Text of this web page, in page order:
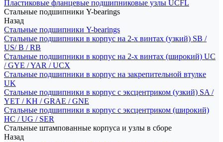
Пластиковые фланцевые подшипниковые узлы UCFL
Стальные подшипники Y-bearings
Назад
Стальные подшипники Y-bearings
Стальные подшипники в корпус на 2-х винтах (узкий) SB /
US/ B / RB
Стальные подшипники в корпус на 2-х винтах (широкий) UC
/ GYE / YAR / UCX
Стальные подшипники в корпус на закрепительной втулке
UK
Стальные подшипники в корпус с эксцентриком (узкий) SA /
YET / KH / GRAE / GNE
Стальные подшипники в корпус с эксцентриком (широкий)
HC / UG / SER
Стальные штампованные корпуса и узлы в сборе
Назад